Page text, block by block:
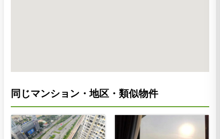
同じマンション・地区・類似物件